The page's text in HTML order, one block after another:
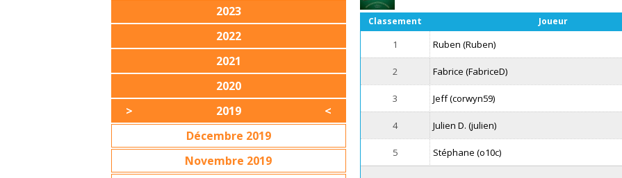
2023
2022
2021
2020
2019
Décembre 2019
Novembre 2019
Classement Joueur
1 Ruben (Ruben)
2 Fabrice (FabriceD)
3 Jeff (corwyn59)
4 Julien D. (julien)
5 Stéphane (o10c)